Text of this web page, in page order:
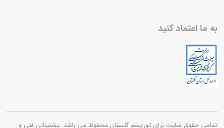
به ما اعتماد کنید
تمامی حقوق سایت برای توریسم گلستان محفوظ می باشد. پشتیبانی فنی و